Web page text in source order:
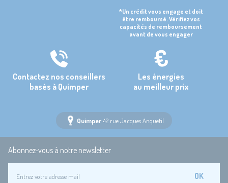
*Un crédit vous engage et doit
être remboursé. Vérifiez vos
capacités de remboursement
avant de vous engager
Contactez nos conseillers
basés à Quimper
Les énergies
au meilleur prix
Quimper42 rue Jacques Anquetil
Abonnez-vous à notre newsletter
OK